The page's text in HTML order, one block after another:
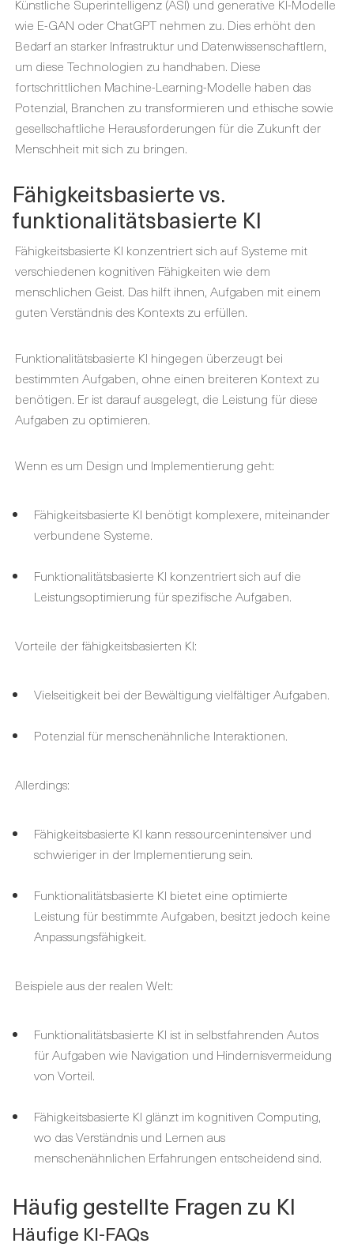
Künstliche Superintelligenz (ASI) und generative KI-Modelle
wie E-GAN oder ChatGPT nehmen zu. Dies erhöht den
Bedarf an starker Infrastruktur und Datenwissenschaftlern,
um diese Technologien zu handhaben. Diese
fortschrittlichen Machine-Learning-Modelle haben das
Potenzial, Branchen zu transformieren und ethische sowie
gesellschaftliche Herausforderungen für die Zukunft der
Menschheit mit sich zu bringen.
Fähigkeitsbasierte vs.
funktionalitätsbasierte KI
Fähigkeitsbasierte KI konzentriert sich auf Systeme mit
verschiedenen kognitiven Fähigkeiten wie dem
menschlichen Geist. Das hilft ihnen, Aufgaben mit einem
guten Verständnis des Kontexts zu erfüllen.
Funktionalitätsbasierte KI hingegen überzeugt bei
bestimmten Aufgaben, ohne einen breiteren Kontext zu
benötigen. Er ist darauf ausgelegt, die Leistung für diese
Aufgaben zu optimieren.
Wenn es um Design und Implementierung geht:
Fähigkeitsbasierte KI benötigt komplexere, miteinander
verbundene Systeme.
Funktionalitätsbasierte KI konzentriert sich auf die
Leistungsoptimierung für spezifische Aufgaben.
Vorteile der fähigkeitsbasierten KI:
Vielseitigkeit bei der Bewältigung vielfältiger Aufgaben.
Potenzial für menschenähnliche Interaktionen.
Allerdings:
Fähigkeitsbasierte KI kann ressourcenintensiver und
schwieriger in der Implementierung sein.
Funktionalitätsbasierte KI bietet eine optimierte
Leistung für bestimmte Aufgaben, besitzt jedoch keine
Anpassungsfähigkeit.
Beispiele aus der realen Welt:
Funktionalitätsbasierte KI ist in selbstfahrenden Autos
für Aufgaben wie Navigation und Hindernisvermeidung
von Vorteil.
Fähigkeitsbasierte KI glänzt im kognitiven Computing,
wo das Verständnis und Lernen aus
menschenähnlichen Erfahrungen entscheidend sind.
Häufig gestellte Fragen zu KI
Häufige KI-FAQs